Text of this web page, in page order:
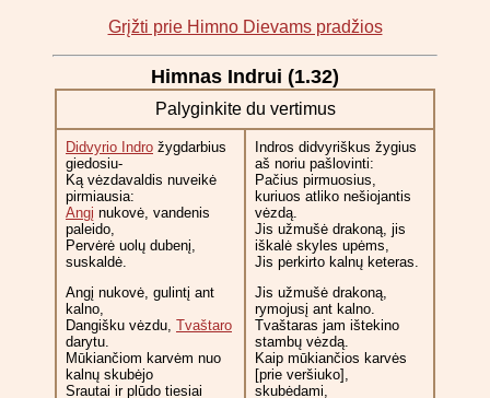
Grįžti prie Himno Dievams pradžios
Himnas Indrui (1.32)
Palyginkite du vertimus
Didvyrio Indro žygdarbius
giedosiu-
Ką vėzdavaldis nuveikė
pirmiausia:
Angį nukovė, vandenis
paleido,
Pervėrė uolų dubenį,
suskaldė.
Angį nukovė, gulintį ant
kalno,
Dangišku vėzdu, Tvaštaro
darytu.
Mūkiančiom karvėm nuo
kalnų skubėjo
Srautai ir plūdo tiesiai
Indros didvyriškus žygius
aš noriu pašlovinti:
Pačius pirmuosius,
kuriuos atliko nešiojantis
vėzdą.
Jis užmušė drakoną, jis
iškalė skyles upėms,
Jis perkirto kalnų keteras.
Jis užmušė drakoną,
rymojusį ant kalno.
Tvaštaras jam ištekino
stambų vėzdą.
Kaip mūkiančios karvės
[prie veršiuko],
skubėdami,